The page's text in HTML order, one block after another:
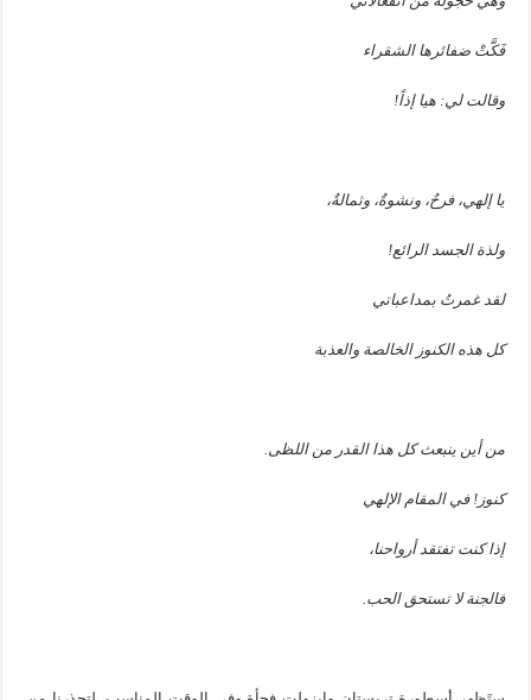
فَكَّتْ ضفائرها الشقراء
وقالت لي: هيا إذاً!
يا إلهي، فرحٌ، ونشوةٌ، وثمالةٌ،
ولذة الجسد الرائع!
لقد غمرتُ بمداعباتي
كل هذه الكنوز الخالصة والعذبة
من أين ينبعث كل هذا القدر من اللظى.
كنوز! في المقام الإلهي
إذا كنت تفتقد أرواحنا،
فالجنة لا تستحق الحب.